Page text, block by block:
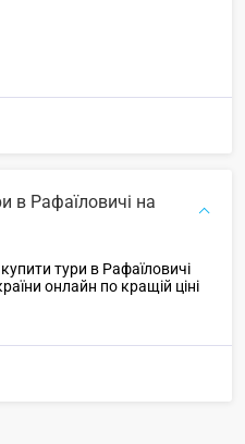
в Рафаїловичі на
тури в Рафаїловичі
онлайн по кращій ціні